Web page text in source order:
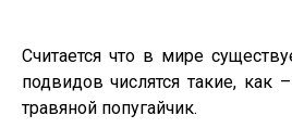
Считается что в мире
подвидов числятся такие, как
травяной попугайчик.